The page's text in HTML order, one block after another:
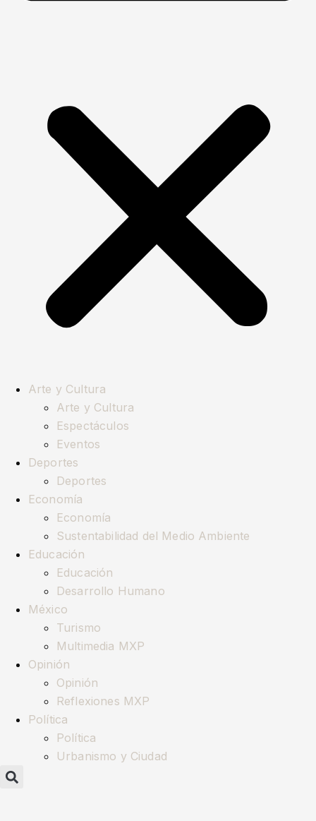
Arte y Cultura
Arte y Cultura
Espectáculos
Eventos
Deportes
Deportes
Economía
Economía
Sustentabilidad del Medio Ambiente
Educación
Educación
Desarrollo Humano
México
Turismo
Multimedia MXP
Opinión
Opinión
Reflexiones MXP
Política
Política
Urbanismo y Ciudad